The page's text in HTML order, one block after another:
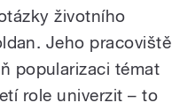
životního
Jeho pracoviště
popularizaci témat
role univerzit – to